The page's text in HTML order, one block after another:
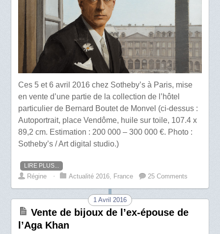
Ces 5 et 6 avril 2016 chez Sotheby’s à Paris, mise
en vente d’une partie de la collection de l’hôtel
particulier de Bernard Boutet de Monvel (ci-dessus :
Autoportrait, place Vendôme, huile sur toile, 107.4 x
89,2 cm. Estimation : 200 000 – 300 000 €. Photo :
Sotheby’s / Art digital studio.)
LIRE PLUS...
Régine ⋅ Actualité 2016, France 25 Comments
1 Avril 2016
Vente de bijoux de l’ex-épouse de
l’Aga Khan